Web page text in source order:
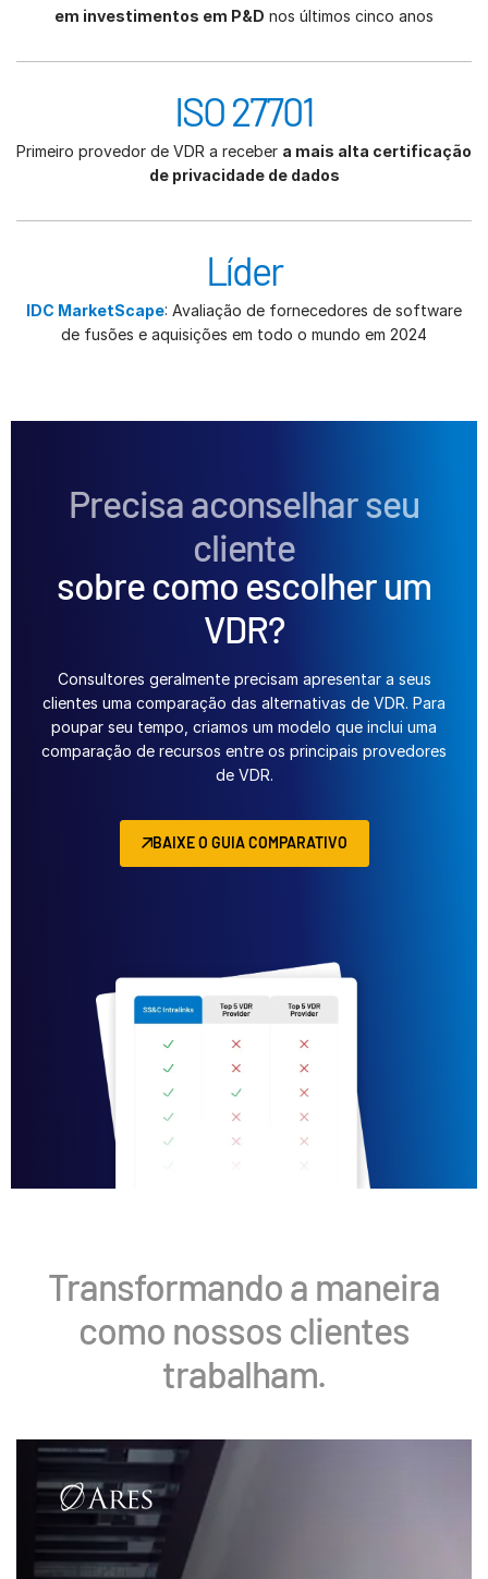
em investimentos em P&D nos últimos cinco anos
ISO 27701
Primeiro provedor de VDR a receber a mais alta certificação
de privacidade de dados
Líder
IDC MarketScape: Avaliação de fornecedores de software
de fusões e aquisições em todo o mundo em 2024
Precisa aconselhar seu
cliente
sobre como escolher um
VDR?
Consultores geralmente precisam apresentar a seus
clientes uma comparação das alternativas de VDR. Para
poupar seu tempo, criamos um modelo que inclui uma
comparação de recursos entre os principais provedores
de VDR.
BAIXE O GUIA COMPARATIVO
Transformando a maneira
como nossos clientes
trabalham.